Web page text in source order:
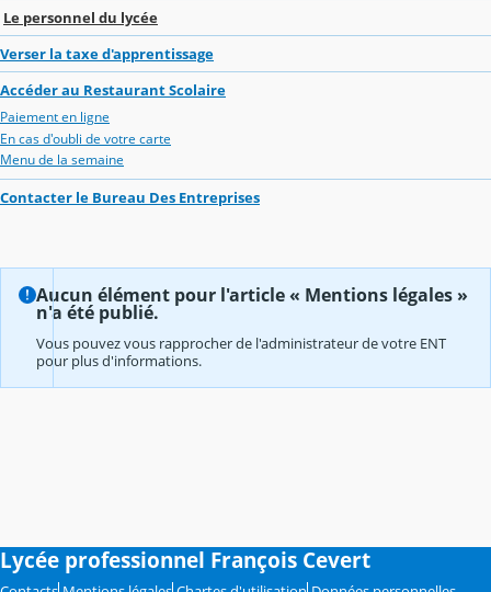
Le personnel du lycée
Verser la taxe d'apprentissage
Accéder au Restaurant Scolaire
Paiement en ligne
En cas d'oubli de votre carte
Menu de la semaine
Contacter le Bureau Des Entreprises
Aucun élément pour l'article « Mentions légales »
n'a été publié.
Vous pouvez vous rapprocher de l'administrateur de votre ENT
pour plus d'informations.
Lycée professionnel François Cevert